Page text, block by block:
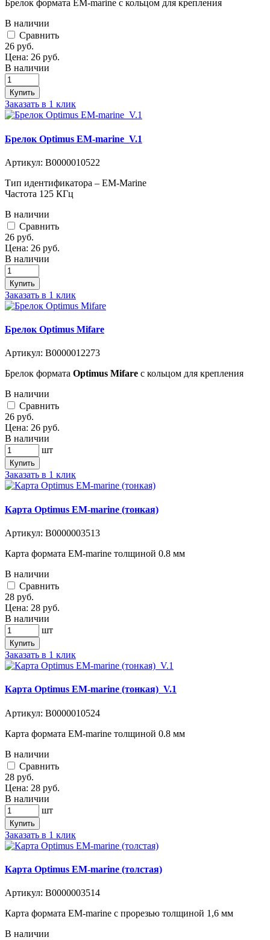
Брелок формата EM-marine с кольцом для крепления
В наличии
Cравнить
26 руб.
Цена: 26 руб.
В наличии
Купить
Заказать в 1 клик
Брелок Optimus EM-marine_V.1
Артикул: В0000010522
Тип идентификатора – EM-Marine
Частота 125 КГц
В наличии
Cравнить
26 руб.
Цена: 26 руб.
В наличии
Купить
Заказать в 1 клик
Брелок Optimus Mifare
Артикул: В0000012273
Брелок формата Optimus Mifare с кольцом для крепления
В наличии
Cравнить
26 руб.
Цена: 26 руб.
В наличии
шт
Купить
Заказать в 1 клик
Карта Optimus EM-marine (тонкая)
Артикул: В0000003513
Карта формата EM-marine толщиной 0.8 мм
В наличии
Cравнить
28 руб.
Цена: 28 руб.
В наличии
шт
Купить
Заказать в 1 клик
Карта Optimus EM-marine (тонкая)_V.1
Артикул: В0000010524
Карта формата EM-marine толщиной 0.8 мм
В наличии
Cравнить
28 руб.
Цена: 28 руб.
В наличии
шт
Купить
Заказать в 1 клик
Карта Optimus EM-marine (толстая)
Артикул: В0000003514
Карта формата EM-marine с прорезью толщиной 1,6 мм
В наличии